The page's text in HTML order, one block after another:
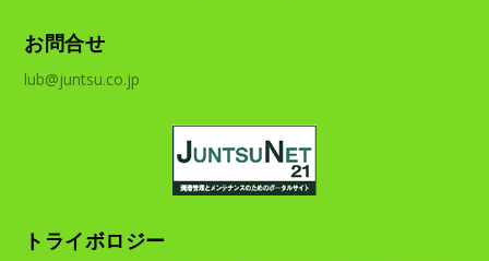
お問合せ
lub@juntsu.co.jp
トライボロジー